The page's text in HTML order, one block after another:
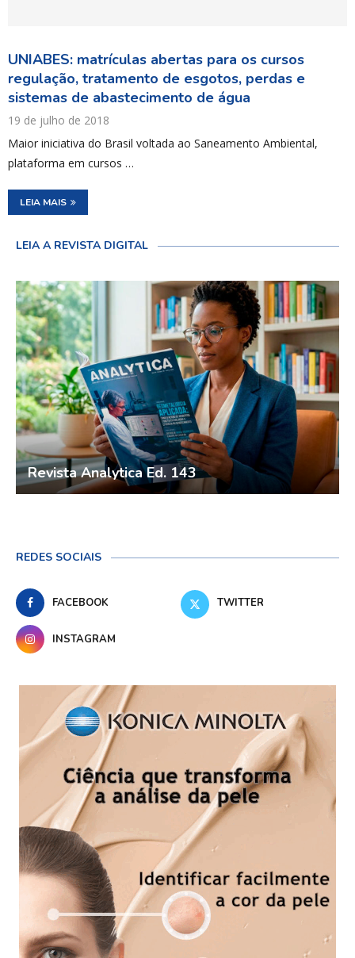
UNIABES: matrículas abertas para os cursos
regulação, tratamento de esgotos, perdas e
sistemas de abastecimento de água
19 de julho de 2018
Maior iniciativa do Brasil voltada ao Saneamento Ambiental,
plataforma em cursos …
LEIA MAIS
LEIA A REVISTA DIGITAL
Revista Analytica Ed. 143
REDES SOCIAIS
FACEBOOK TWITTER
INSTAGRAM